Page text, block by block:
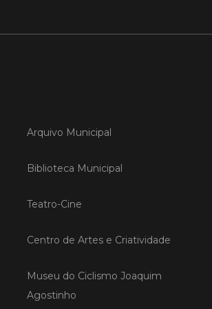
LER MAIS
edição da
Vedras regressou
iniciativas
LER MAIS
Arquivo Municipal
Biblioteca Municipal
Teatro-Cine
Centro de Artes e Criatividade
Museu do Ciclismo Joaquim
Agostinho